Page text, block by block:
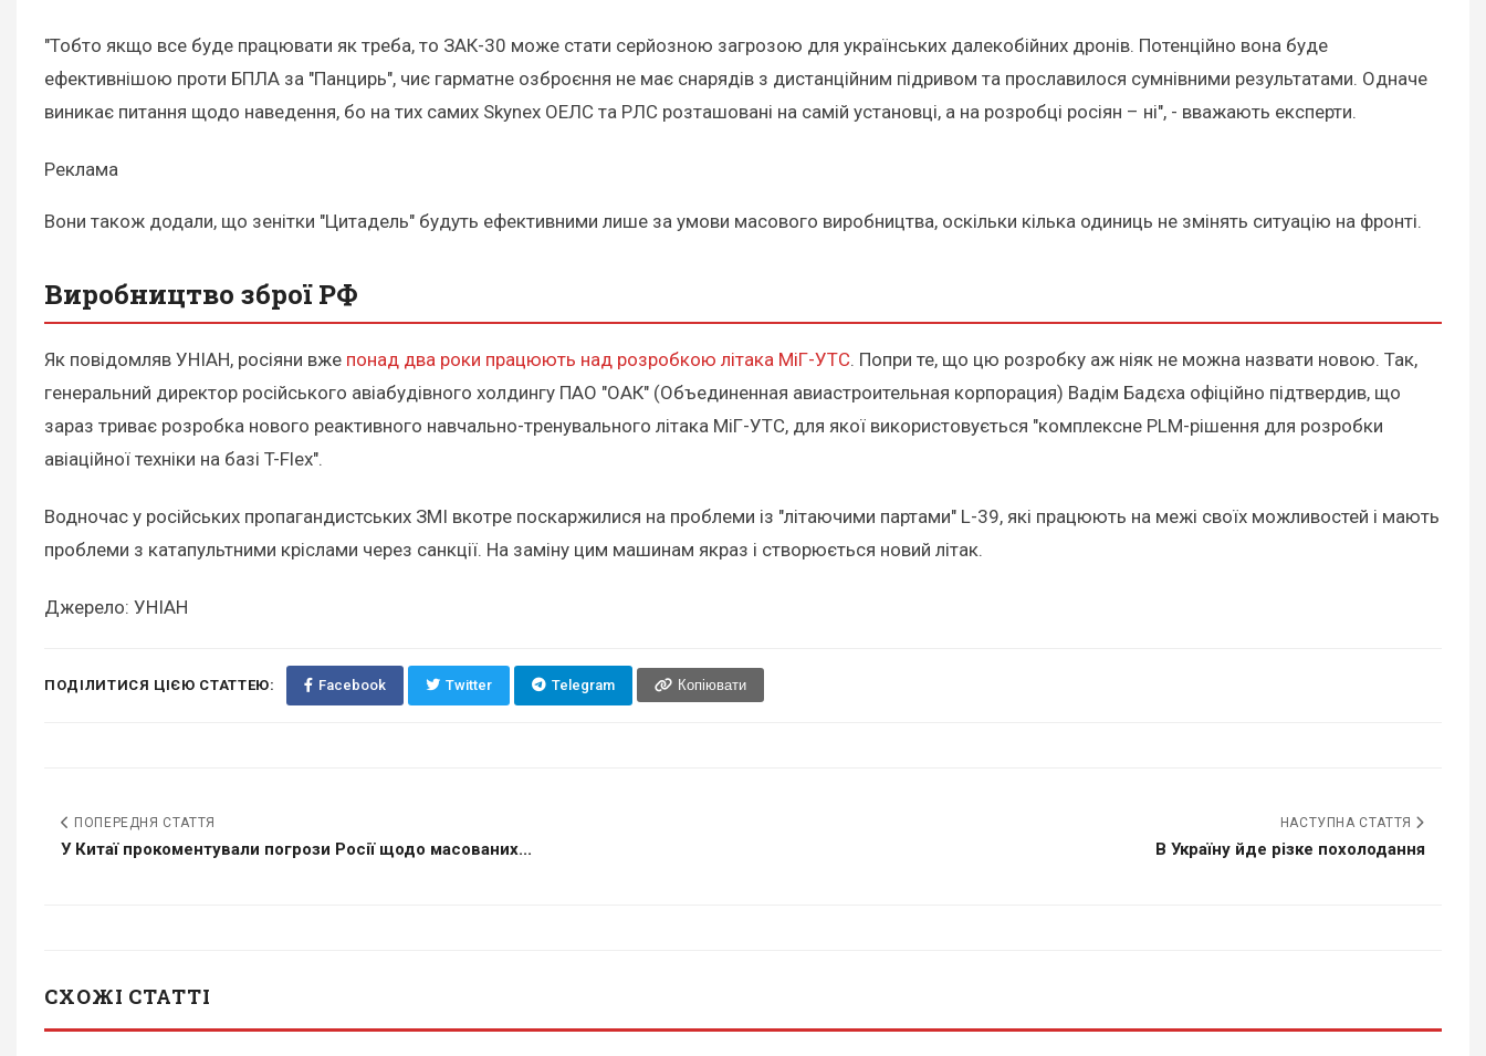
"Тобто якщо все буде працювати як треба, то ЗАК-30 може стати серйозною загрозою для українських далекобійних дронів. Потенційно вона буде
ефективнішою проти БПЛА за "Панцирь", чиє гарматне озброєння не має снарядів з дистанційним підривом та прославилося сумнівними результатами. Одначе
виникає питання щодо наведення, бо на тих самих Skynex ОЕЛС та РЛС розташовані на самій установці, а на розробці росіян – ні", - вважають експерти.
Реклама
Вони також додали, що зенітки "Цитадель" будуть ефективними лише за умови масового виробництва, оскільки кілька одиниць не змінять ситуацію на фронті.
Виробництво зброї РФ
Як повідомляв УНІАН, росіяни вже понад два роки працюють над розробкою літака МіГ-УТС. Попри те, що цю розробку аж ніяк не можна назвати новою. Так,
генеральний директор російського авіабудівного холдингу ПАО "ОАК" (Объединенная авиастроительная корпорация) Вадім Бадєха офіційно підтвердив, що
зараз триває розробка нового реактивного навчально-тренувального літака МіГ-УТС, для якої використовується "комплексне PLM-рішення для розробки
авіаційної техніки на базі T-Flex".
Водночас у російських пропагандистських ЗМІ вкотре поскаржилися на проблеми із "літаючими партами" L-39, які працюють на межі своїх можливостей і мають
проблеми з катапультними кріслами через санкції. На заміну цим машинам якраз і створюється новий літак.
Джерело: УНІАН
ПОДІЛИТИСЯ ЦІЄЮ СТАТТЕЮ: Facebook Twitter Telegram Копіювати
ПОПЕРЕДНЯ СТАТТЯ
У Китаї прокоментували погрози Росії щодо масованих...
НАСТУПНА СТАТТЯ
В Україну йде різке похолодання
СХОЖІ СТАТТІ